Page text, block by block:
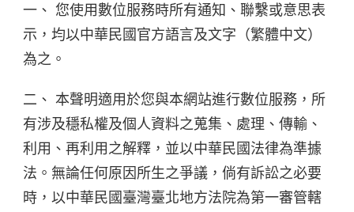
一、 您使用數位服務時所有通知、聯繫或意思表
示，均以中華民國官方語言及文字（繁體中文）
為之。
二、 本聲明適用於您與本網站進行數位服務，所
有涉及穩私權及個人資料之蒐集、處理、傳輸、
利用、再利用之解釋，並以中華民國法律為準據
法。無論任何原因所生之爭議，倘有訴訟之必要
時，以中華民國臺灣臺北地方法院為第一審管轄